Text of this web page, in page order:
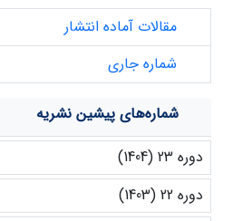
مقالات آماده انتشار
شماره جاری
شماره‌های پیشین نشریه
دوره 23 (1404)
دوره 22 (1403)